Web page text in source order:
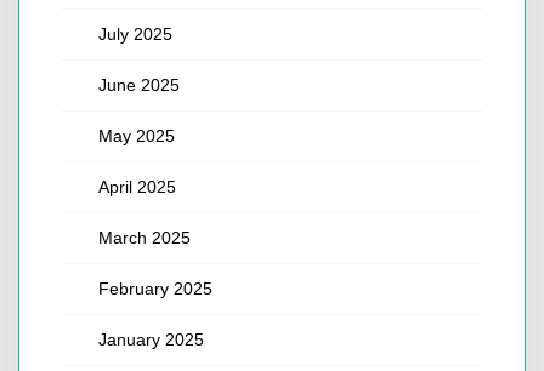
July 2025
June 2025
May 2025
April 2025
March 2025
February 2025
January 2025